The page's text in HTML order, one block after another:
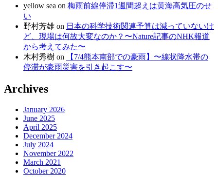
yellow sea on 梅雨前線停滞1週間超えは黄海高気圧のせ
い
野村芳雄 on 日本の科学技術関連予算は減っていないけ
ど、現場は何故大変なのか？〜Nature記事のNHK報道
から考えてみた〜
木村秀樹 on
【7/4熊本南部での豪雨】〜線状降水帯の
停滞が豪雨災害を引き起こす〜
Archives
January 2026
June 2025
April 2025
December 2024
July 2024
November 2022
March 2021
October 2020